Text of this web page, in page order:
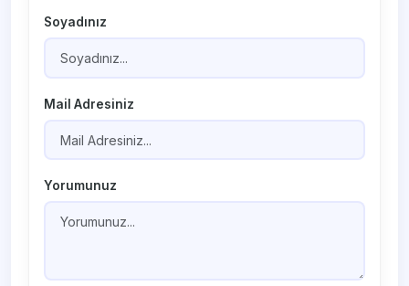
Soyadınız
Mail Adresiniz
Yorumunuz